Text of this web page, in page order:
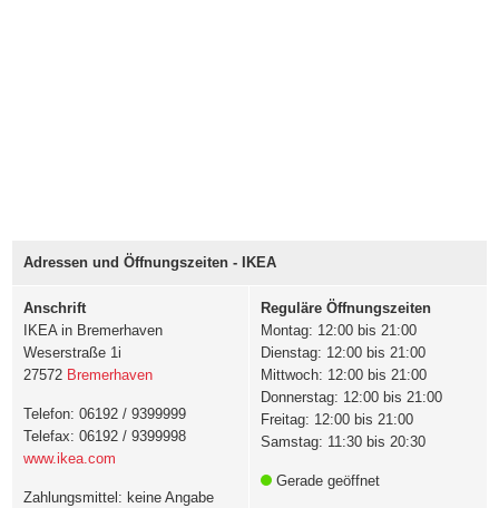
Adressen und Öffnungszeiten - IKEA
Anschrift
IKEA in Bremerhaven
Weserstraße 1i
27572 Bremerhaven
Telefon: 06192 / 9399999
Telefax: 06192 / 9399998
www.ikea.com
Zahlungsmittel: keine Angabe
Reguläre Öffnungszeiten
Montag: 12:00 bis 21:00
Dienstag: 12:00 bis 21:00
Mittwoch: 12:00 bis 21:00
Donnerstag: 12:00 bis 21:00
Freitag: 12:00 bis 21:00
Samstag: 11:30 bis 20:30
Gerade geöffnet